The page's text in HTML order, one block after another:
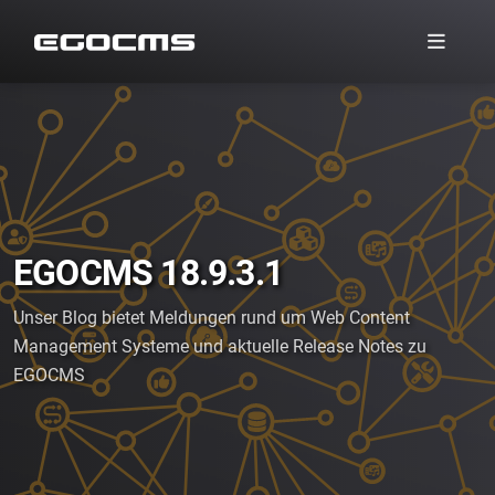
EGOCMS 18.9.3.1
Unser Blog bietet Meldungen rund um Web Content
Management Systeme und aktuelle Release Notes zu
EGOCMS